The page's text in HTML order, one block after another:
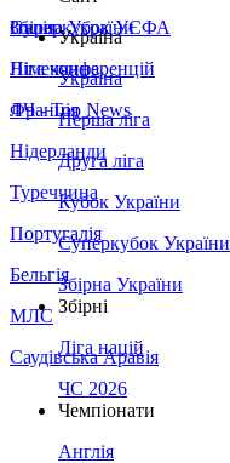
Збірна України
Італія
Німеччина
Франція
Нідерланди
Туреччина
Португалія
Бельгія
МЛС
Саудівська Аравія
Суперкубок УЄФА
Ліга конференцій
ЛЧ - Top News
Україна
Україна
Перша ліга
Друга ліга
Кубок України
Суперкубок України
Збірна України
Збірні
Ліга націй
ЧС 2026
Чемпіонати
Англія